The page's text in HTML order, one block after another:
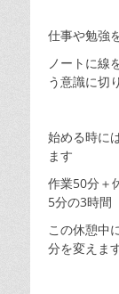
仕事や勉強
ノートに線
う意識に切
始める時に
ます
作業50分＋
5分の3時間
この休憩中
分を変えま